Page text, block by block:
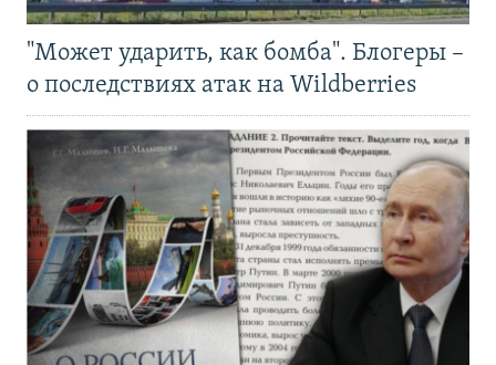
"Может ударить, как бомба". Блогеры –
о последствиях атак на Wildberries